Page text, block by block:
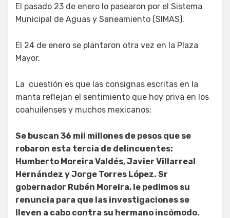
El pasado 23 de enero lo pasearon por el Sistema
Municipal de Aguas y Saneamiento (SIMAS).
El 24 de enero se plantaron otra vez en la Plaza
Mayor.
La cuestión es que las consignas escritas en la
manta reflejan el sentimiento que hoy priva en los
coahuilenses y muchos mexicanos:
Se buscan 36 mil millones de pesos que se
robaron esta tercia de delincuentes:
Humberto Moreira Valdés, Javier Villarreal
Hernández y Jorge Torres López. Sr
gobernador Rubén Moreira, le pedimos su
renuncia para que las investigaciones se
lleven a cabo contra su hermano incómodo.